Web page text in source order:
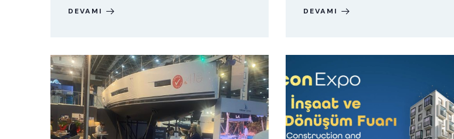
DEVAMI DEVAMI